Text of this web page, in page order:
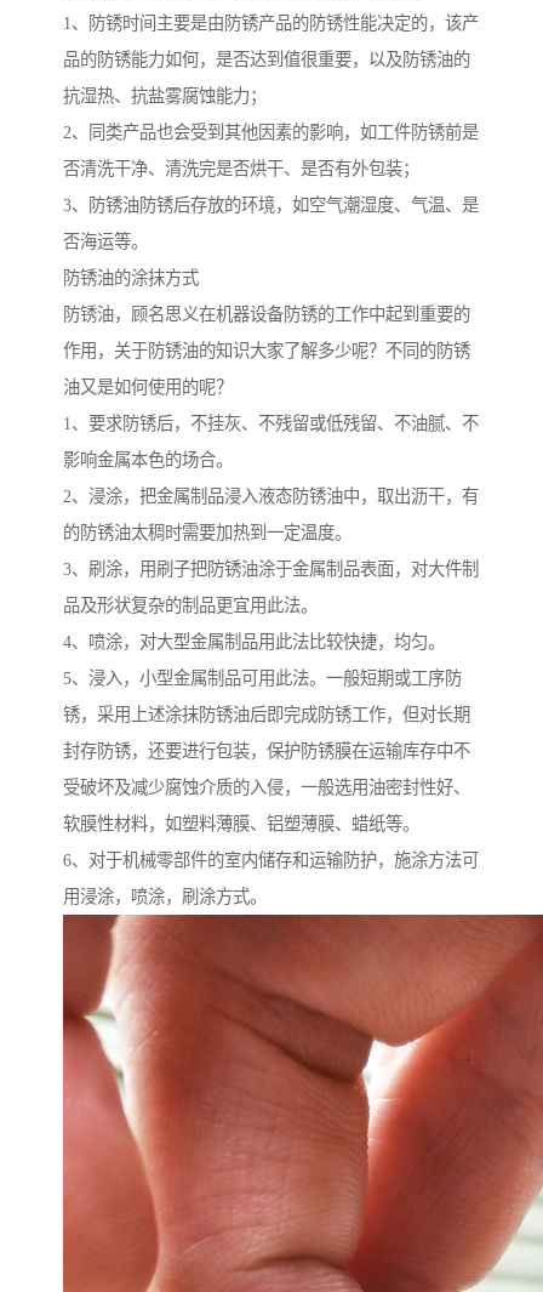
1、防锈时间主要是由防锈产品的防锈性能决定的，该产
品的防锈能力如何，是否达到值很重要，以及防锈油的
抗湿热、抗盐雾腐蚀能力；
2、同类产品也会受到其他因素的影响，如工件防锈前是
否清洗干净、清洗完是否烘干、是否有外包装；
3、防锈油防锈后存放的环境，如空气潮湿度、气温、是
否海运等。
防锈油的涂抹方式
防锈油，顾名思义在机器设备防锈的工作中起到重要的
作用，关于防锈油的知识大家了解多少呢？不同的防锈
油又是如何使用的呢？
1、要求防锈后，不挂灰、不残留或低残留、不油腻、不
影响金属本色的场合。
2、浸涂，把金属制品浸入液态防锈油中，取出沥干，有
的防锈油太稠时需要加热到一定温度。
3、刷涂，用刷子把防锈油涂于金属制品表面，对大件制
品及形状复杂的制品更宜用此法。
4、喷涂，对大型金属制品用此法比较快捷，均匀。
5、浸入，小型金属制品可用此法。一般短期或工序防
锈，采用上述涂抹防锈油后即完成防锈工作，但对长期
封存防锈，还要进行包装，保护防锈膜在运输库存中不
受破坏及减少腐蚀介质的入侵，一般选用油密封性好、
软膜性材料，如塑料薄膜、铝塑薄膜、蜡纸等。
6、对于机械零部件的室内储存和运输防护，施涂方法可
用浸涂，喷涂，刷涂方式。